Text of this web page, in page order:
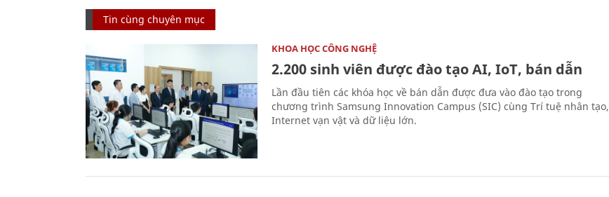
Tin cùng chuyên mục
KHOA HỌC CÔNG NGHỆ
2.200 sinh viên được đào tạo AI, IoT, bán dẫn
Lần đầu tiên các khóa học về bán dẫn được đưa vào đào tạo trong
chương trình Samsung Innovation Campus (SIC) cùng Trí tuệ nhân tạo,
Internet vạn vật và dữ liệu lớn.